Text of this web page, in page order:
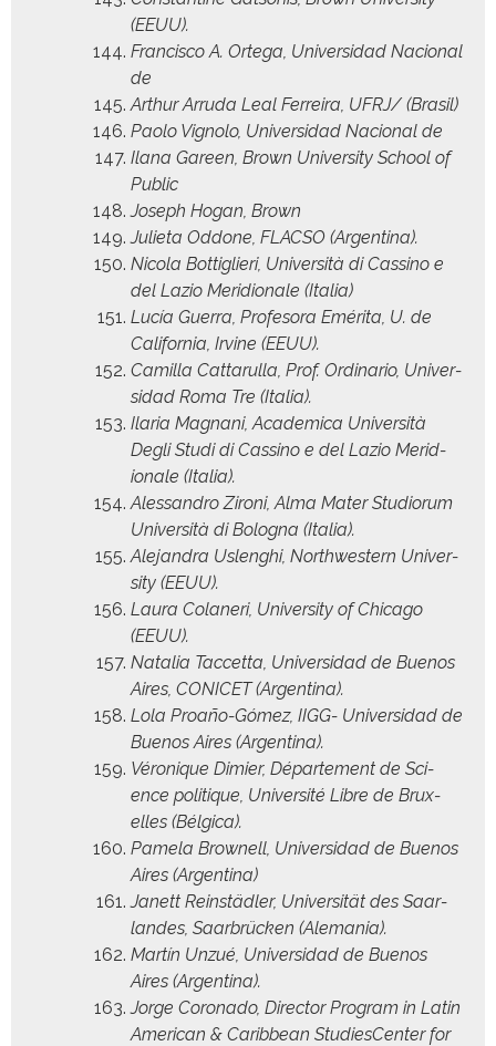
(EEUU).
Fran­cis­co A. Orte­ga, Uni­ver­si­dad Nacional
de
Arthur Arru­da Leal Fer­reira, UFRJ/ (Brasil)
Pao­lo Vig­no­lo, Uni­ver­si­dad Nacional de
Ilana Gareen, Brown Uni­ver­si­ty School of
Public
Joseph Hogan, Brown
Juli­eta Odd­one, FLACSO (Argenti­na).
Nico­la Bot­tiglieri, Uni­ver­sità di Cassi­no e
del Lazio Merid­ionale (Italia)
Lucía Guer­ra, Pro­fe­so­ra Eméri­ta, U. de
Cal­i­for­nia, Irvine (EEUU).
Camil­la Cat­tarul­la, Prof. Ordi­nario, Uni­ver­
si­dad Roma Tre (Italia).
Ilar­ia Mag­nani, Aca­d­e­m­i­ca Uni­ver­sità
Degli Stu­di di Cassi­no e del Lazio Merid­
ionale (Italia).
Alessan­dro Zironi, Alma Mater Stu­dio­rum
Uni­ver­sità di Bologna (Italia).
Ale­jan­dra Uslenghi, North­west­ern Uni­ver­
si­ty (EEUU).
Lau­ra Colaneri, Uni­ver­si­ty of Chica­go
(EEUU).
Natalia Tac­cetta, Uni­ver­si­dad de Buenos
Aires, CONICET (Argenti­na).
Lola Proaño-Gómez, IIGG- Uni­ver­si­dad de
Buenos Aires (Argenti­na).
Véronique Dimi­er, Départe­ment de Sci­
ence poli­tique, Uni­ver­sité Libre de Brux­
elles (Bél­gi­ca).
Pamela Brownell, Uni­ver­si­dad de Buenos
Aires (Argenti­na)
Janett Rein­städler, Uni­ver­sität des Saar­
lan­des, Saar­brück­en (Ale­ma­nia).
Martín Unzué, Uni­ver­si­dad de Buenos
Aires (Argenti­na).
Jorge Coro­n­a­do, Direc­tor Pro­gram in Latin
Amer­i­can & Caribbean Stud­i­es­Cen­ter for